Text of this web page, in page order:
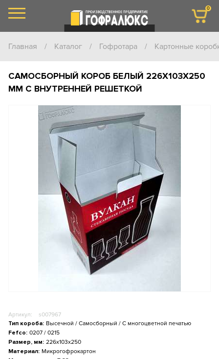
Главная / Каталог / Гофротара / Картонные
САМОСБОРНЫЙ КОРОБ БЕЛЫЙ 226Х103Х250
ММ С ВНУТРЕННЕЙ РЕШЕТКОЙ
Артикул:
s007967
Тип короба: Высечной / Самосборный / С многоцветной печатью
Fefco: 0207 / 0215
Размер, мм: 226x103x250
Материал: Микрогофрокартон